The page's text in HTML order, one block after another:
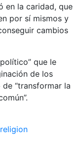
en la caridad, que
por sí mismos y
cambios
que le
de los
“transformar la